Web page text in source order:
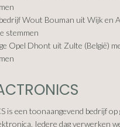
Wout Bouman uit Wijk en
stemmen
Opel Dhont uit Zulte (België)
is een toonaangevend bedrijf op
Iedere dag verwerken